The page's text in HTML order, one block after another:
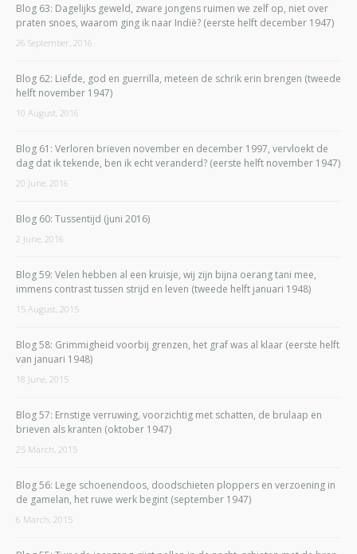
Blog 63: Dagelijks geweld, zware jongens ruimen we zelf op, niet over
praten snoes, waarom ging ik naar Indië? (eerste helft december 1947)
26 September, 2016
Blog 62: Liefde, god en guerrilla, meteen de schrik erin brengen (tweede
helft november 1947)
10 August, 2016
Blog 61: Verloren brieven november en december 1997, vervloekt de
dag dat ik tekende, ben ik echt veranderd? (eerste helft november 1947)
20 June, 2016
Blog 60: Tussentijd (juni 2016)
2 June, 2016
Blog 59: Velen hebben al een kruisje, wij zijn bijna oerang tani mee,
immens contrast tussen strijd en leven (tweede helft januari 1948)
15 August, 2015
Blog 58: Grimmigheid voorbij grenzen, het graf was al klaar (eerste helft
van januari 1948)
18 June, 2015
Blog 57: Ernstige verruwing, voorzichtig met schatten, de brulaap en
brieven als kranten (oktober 1947)
25 March, 2015
Blog 56: Lege schoenendoos, doodschieten ploppers en verzoening in
de gamelan, het ruwe werk begint (september 1947)
6 March, 2015